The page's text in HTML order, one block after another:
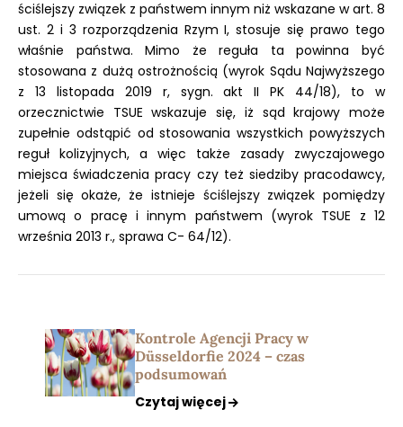
ściślejszy związek z państwem innym niż wskazane w art. 8
ust. 2 i 3 rozporządzenia Rzym I, stosuje się prawo tego
właśnie państwa. Mimo że reguła ta powinna być
stosowana z dużą ostrożnością (wyrok Sądu Najwyższego
z 13 listopada 2019 r, sygn. akt II PK 44/18), to w
orzecznictwie TSUE wskazuje się, iż sąd krajowy może
zupełnie odstąpić od stosowania wszystkich powyższych
reguł kolizyjnych, a więc także zasady zwyczajowego
miejsca świadczenia pracy czy też siedziby pracodawcy,
jeżeli się okaże, że istnieje ściślejszy związek pomiędzy
umową o pracę i innym państwem (wyrok TSUE z 12
września 2013 r., sprawa C- 64/12).
Kontrole Agencji Pracy w
Düsseldorfie 2024 – czas
podsumowań
Czytaj więcej